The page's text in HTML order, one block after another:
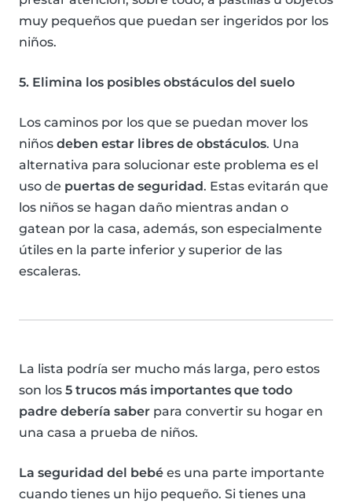
muy pequeños que puedan ser ingeridos por los
niños.
5. Elimina los posibles obstáculos del suelo
Los caminos por los que se puedan mover los
niños deben estar libres de obstáculos. Una
alternativa para solucionar este problema es el
uso de puertas de seguridad. Estas evitarán que
los niños se hagan daño mientras andan o
gatean por la casa, además, son especialmente
útiles en la parte inferior y superior de las
escaleras.
La lista podría ser mucho más larga, pero estos
son los 5 trucos más importantes que todo
padre debería saber para convertir su hogar en
una casa a prueba de niños.
La seguridad del bebé es una parte importante
cuando tienes un hijo pequeño. Si tienes una